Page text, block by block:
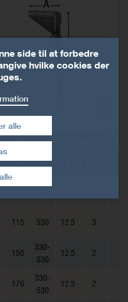
Mål [mm]
A B
115 530 12.5 3
150
330-
530
12.5 2
170
330-
530
12.5 2
side til at forbedre
hvilke cookies der
alle
tilbage